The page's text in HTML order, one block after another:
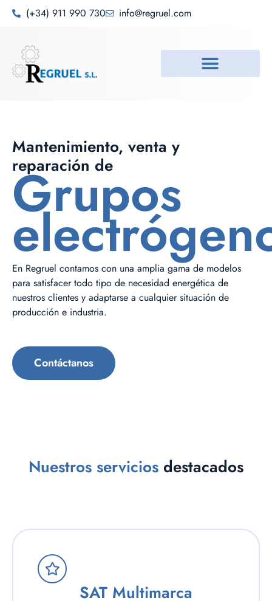
(+34) 911 990 730 info@regruel.com
Mantenimiento, venta y
reparación de
Grupos
En Regruel contamos con una amplia gama de modelos
para satisfacer todo tipo de necesidad energética de
nuestros clientes y adaptarse a cualquier situación de
producción e industria.
Contáctanos
Nuestros servicios destacados
SAT Multimarca